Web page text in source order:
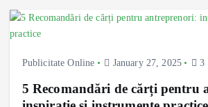
Publicitate Online January 27, 2025 3
5 Recomandări de cărți pentru